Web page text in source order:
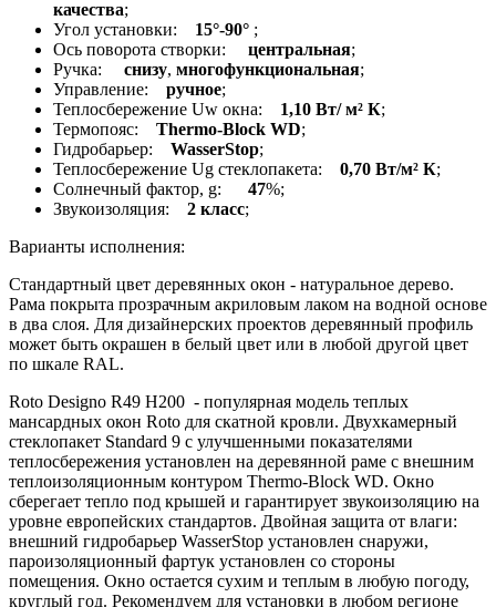
качества;
Угол установки: 15°-90° ;
Ось поворота створки: центральная;
Ручка: снизу, многофункциональная;
Управление: ручное;
Теплосбережение Uw окна: 1,10 Вт/ м² К;
Термопояс: Thermo-Block WD;
Гидробарьер: WasserStop;
Теплосбережение Ug стеклопакета:
0,70 Вт/м² К;
Солнечный фактор, g:
47%;
Звукоизоляция:
2 класс;
Варианты исполнения:
Стандартный цвет деревянных окон - натуральное дерево.
Рама покрыта прозрачным акриловым лаком на водной основе
в два слоя. Для дизайнерских проектов деревянный профиль
может быть окрашен в белый цвет или в любой другой цвет
по шкале RAL.
Roto Designo R49 H200 - популярная модель теплых
мансардных окон Roto для скатной кровли. Двухкамерный
стеклопакет Standard 9 c улучшенными показателями
теплосбережения установлен на деревянной раме с внешним
теплоизоляционным контуром Thermo-Block WD. Окно
сберегает тепло под крышей и гарантирует звукоизоляцию на
уровне европейских стандартов. Двойная защита от влаги:
внешний гидробарьер WasserStop установлен снаружи,
пароизоляционный фартук установлен со стороны
помещения. Окно остается сухим и теплым в любую погоду,
круглый год. Рекомендуем для установки в любом регионе